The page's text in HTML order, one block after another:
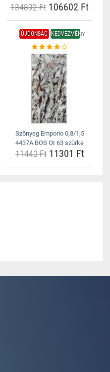
134892 Ft 106602 Ft
ÚJDONSÁG KEDVEZMÉNY
Szőnyeg Emporio 0,8/1,5
4437A BOS OI 63 szürke
11440 Ft11301 Ft